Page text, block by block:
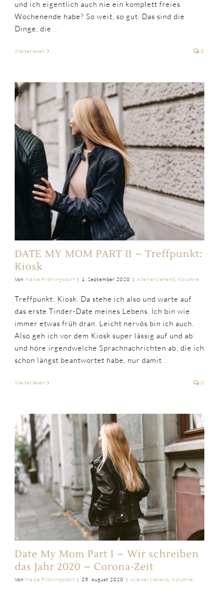
und ich eigentlich auch nie ein komplett freies
Wochenende habe? So weit, so gut. Das sind die
Dinge, die
Weiterlesen 0
DATE MY MOM PART II – Treffpunkt:
Kiosk
Von Maike Fröhlingsdorf | 1. September 2020 | Alleinerziehend, Kolumne
Treffpunkt: Kiosk. Da stehe ich also und warte auf
das erste Tinder-Date meines Lebens. Ich bin wie
immer etwas früh dran. Leicht nervös bin ich auch.
Also geh ich vor dem Kiosk super lässig auf und ab
und höre irgendwelche Sprachnachrichten ab, die ich
schon längst beantwortet habe, nur damit ...
Weiterlesen 0
Date My Mom Part I – Wir schreiben
das Jahr 2020 – Corona-Zeit
Von Maike Fröhlingsdorf | 25. August 2020 | Alleinerziehend, Kolumne